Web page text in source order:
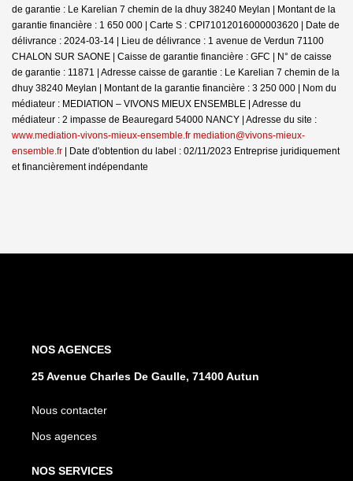
de garantie : Le Karelian 7 chemin de la dhuy 38240 Meylan | Montant de la
garantie financière : 1 650 000 | Carte S : CPI71012016000003620 | Date de
délivrance : 2024-03-14 | Lieu de délivrance : 1 avenue de Verdun 71100
CHALON SUR SAONE | Caisse de garantie financière : GFC | N° de caisse
de garantie : 11871 | Adresse caisse de garantie : Le Karelian 7 chemin de la
dhuy 38240 Meylan | Montant de la garantie financière : 3 250 000 | Nom du
médiateur : MEDIATION – VIVONS MIEUX ENSEMBLE | Adresse du
médiateur : 2 impasse de Beauregard 54000 NANCY | Adresse du site :
www.mediation-vivons-mieux-ensemble.fr mediation@vivons-mieux-
ensemble.fr | Date d'obtention du label : 02/11/2023 Entreprise juridiquement
et financièrement indépendante
NOS AGENCES
25 Avenue Charles De Gaulle, 71400 Autun
Nous contacter
Nos agences
NOS SERVICES